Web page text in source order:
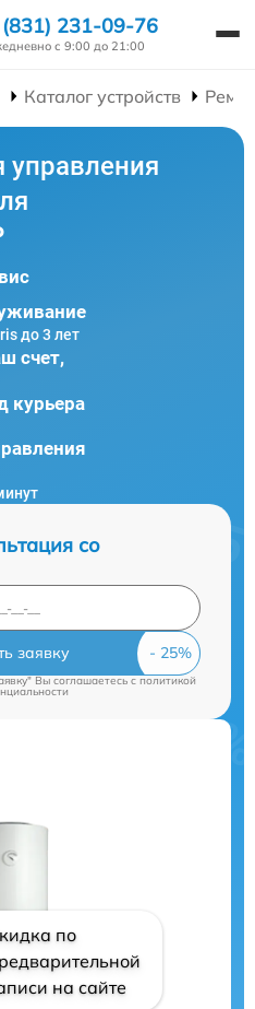
231-09-76
с 9:00 до 21:00
Каталог устройств
до 3 лет
счет,
курьера
со
заявку
Вы соглашаетесь cполитикой
по
на сайте